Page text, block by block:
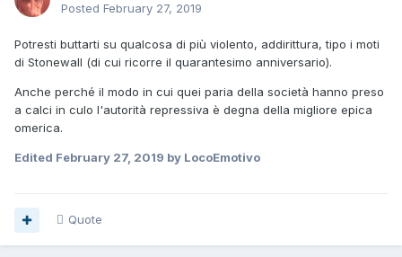
Posted February 27, 2019
Potresti buttarti su qualcosa di più violento, addirittura, tipo i moti
di Stonewall (di cui ricorre il quarantesimo anniversario).
Anche perché il modo in cui quei paria della società hanno preso
a calci in culo l'autorità repressiva è degna della migliore epica
omerica.
Edited February 27, 2019 by LocoEmotivo
Quote